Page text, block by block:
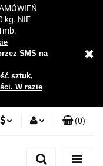
kg. NIE
SMS na
sztuk,
W razie
Zaloguj się
(0)